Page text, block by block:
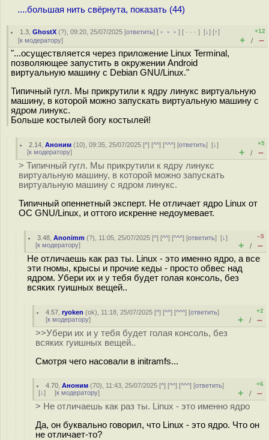
....большая нить свёрнута, показать (44)
1.3 ,GhostX (?), 09:20, 25/07/2025 [ответить] [ ﹢﹢﹢] [ · · ·][↓] [↑]
[к модератору]
+12
+ / –
"...осуществляется через приложение Linux Terminal,
позволяющее запустить в окружении Android
виртуальную машину с Debian GNU/Linux."
Типичный гугл. Мы прикрутили к ядру линукс виртуальную
машину, в которой можно запускать виртуальную машину с
ядром линукс.
Больше костылей богу костылей!
2.14 ,Аноним (10), 09:35, 25/07/2025 [^] [^^] [^^^] [ответить][↓]
[к модератору]
+5
+ / –
> Типичный гугл. Мы прикрутили к ядру линукс
виртуальную машину, в которой можно запускать
виртуальную машину с ядром линукс.
Типичный опеннетный эксперт. Не отличает ядро Linux от
ОС GNU/Linux, и оттого искренне недоумевает.
3.48 ,Anonimm (?), 11:05, 25/07/2025 [^] [^^] [^^^] [ответить][↓]
[к модератору]
–5
+ / –
Не отличаешь как раз ты. Linux - это именно ядро, а все
эти гномы, крысы и прочие кеды - просто обвес над
ядром. Убери их и у тебя будет голая консоль, без
всяких гуишных вещей..
4.57 ,ryoken (ok), 11:18, 25/07/2025 [^] [^^] [^^^] [ответить]
[к модератору]
+2
+ / –
>>Убери их и у тебя будет голая консоль, без
всяких гуишных вещей..
Смотря чего насовали в initramfs...
4.70 ,Аноним (70), 11:43, 25/07/2025 [^] [^^] [^^^] [ответить]
[↓] [к модератору]
+6
+ / –
> Не отличаешь как раз ты. Linux - это именно ядро
Да, он буквально говорил, что Linux - это ядро. Что он
не отличает-то?